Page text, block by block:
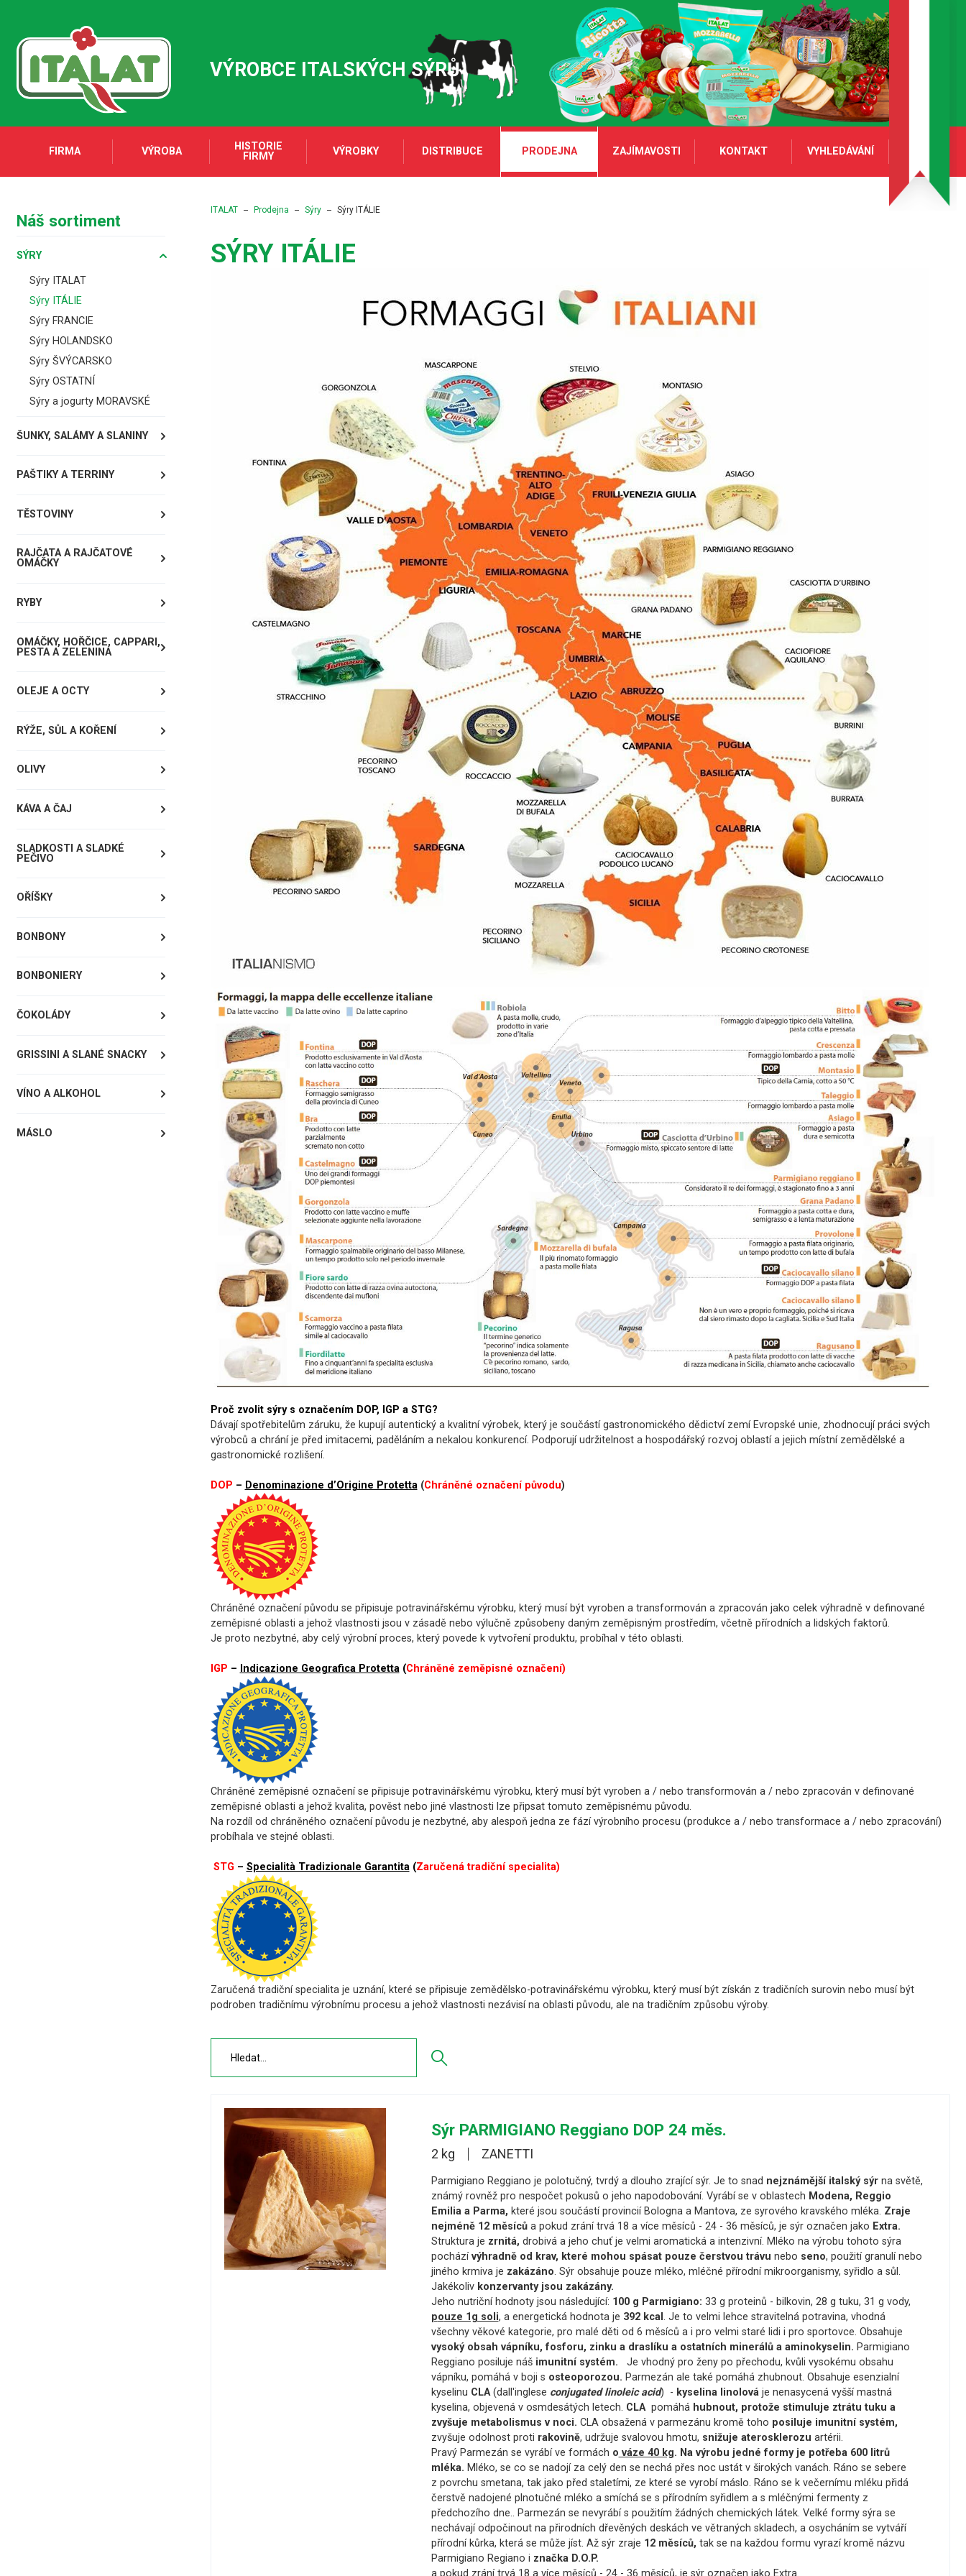
VÝROBCE ITALSKÝCH SÝRŮ
FIRMA VÝROBA
HISTORIE
FIRMY
VÝROBKY DISTRIBUCE PRODEJNA ZAJÍMAVOSTI KONTAKT VYHLEDÁVÁNÍ
Náš sortiment
SÝRY
Sýry ITALAT
Sýry ITÁLIE
Sýry FRANCIE
Sýry HOLANDSKO
Sýry ŠVÝCARSKO
Sýry OSTATNÍ
Sýry a jogurty MORAVSKÉ
ŠUNKY, SALÁMY A SLANINY
PAŠTIKY A TERRINY
TĚSTOVINY
RAJČATA A RAJČATOVÉ
OMÁČKY
RYBY
OMÁČKY, HOŘČICE, CAPPARI,
PESTA A ZELENINA
OLEJE A OCTY
RÝŽE, SŮL A KOŘENÍ
OLIVY
KÁVA A ČAJ
SLADKOSTI A SLADKÉ
PEČIVO
OŘÍŠKY
BONBONY
BONBONIERY
ČOKOLÁDY
GRISSINI A SLANÉ SNACKY
VÍNO A ALKOHOL
MÁSLO
ITALAT Prodejna Sýry Sýry ITÁLIE
SÝRY ITÁLIE
Proč zvolit sýry s označením DOP, IGP a STG?
Dávají spotřebitelům záruku, že kupují autentický a kvalitní výrobek, který je součástí gastronomického dědictví zemí Evropské unie, zhodnocují práci svých
výrobců a chrání je před imitacemi, paděláním a nekalou konkurencí. Podporují udržitelnost a hospodářský rozvoj oblastí a jejich místní zemědělské a
gastronomické rozlišení.
DOP – Denominazione d’Origine Protetta (Chráněné označení původu)
Chráněné označení původu se připisuje potravinářskému výrobku, který musí být vyroben a transformován a zpracován jako celek výhradně v definované
zeměpisné oblasti a jehož vlastnosti jsou v zásadě nebo výlučně způsobeny daným zeměpisným prostředím, včetně přírodních a lidských faktorů.
Je proto nezbytné, aby celý výrobní proces, který povede k vytvoření produktu, probíhal v této oblasti.
IGP – Indicazione Geografica Protetta(Chráněné zeměpisné označení)
Chráněné zeměpisné označení se připisuje potravinářskému výrobku, který musí být vyroben a / nebo transformován a / nebo zpracován v definované
zeměpisné oblasti a jehož kvalita, pověst nebo jiné vlastnosti lze připsat tomuto zeměpisnému původu.
Na rozdíl od chráněného označení původu je nezbytné, aby alespoň jedna ze fází výrobního procesu (produkce a / nebo transformace a / nebo zpracování)
probíhala ve stejné oblasti.
STG – Specialità Tradizionale Garantita(Zaručená tradiční specialita)
Zaručená tradiční specialita je uznání, které se připisuje zemědělsko-potravinářskému výrobku, který musí být získán z tradičních surovin nebo musí být
podroben tradičnímu výrobnímu procesu a jehož vlastnosti nezávisí na oblasti původu, ale na tradičním způsobu výroby.
Sýr PARMIGIANO Reggiano DOP 24 měs.
2 kg ZANETTI
Parmigiano Reggiano je polotučný, tvrdý a dlouho zrající sýr. Je to snad nejznámější italský sýrna světě,
známý rovněž pro nespočet pokusů o jeho napodobování. Vyrábí se v oblastech Modena, Reggio
Emilia a Parma, které jsou součástí provincií Bologna a Mantova, ze syrového kravského mléka. Zraje
nejméně 12 měsícůa pokud zrání trvá 18 a více měsíců - 24 - 36 měsíců, je sýr označen jako Extra.
Struktura je zrnitá, drobivá a jeho chuť je velmi aromatická a intenzivní. Mléko na výrobu tohoto sýra
pocházívýhradně od krav, které mohou spásat pouze čerstvou trávu nebo seno, použití granulí nebo
jiného krmiva je zakázáno. Sýr obsahuje pouze mléko, mléčné přírodní mikroorganismy, syřidlo a sůl.
Jakékoliv konzervanty jsou zakázány.
Jeho nutriční hodnoty jsou následující: 100 g Parmigiano: 33 g proteinů - bilkovin, 28 g tuku, 31 g vody,
pouze 1g soli, a energetická hodnota je 392 kcal . Je to velmi lehce stravitelná potravina, vhodná
všechny věkové kategorie, pro malé děti od 6 měsíců a i pro velmi staré lidi i pro sportovce. Obsahuje
vysoký obsah vápníku, fosforu, zinku a draslíku a ostatních minerálů a aminokyselin. Parmigiano
Reggiano posiluje náš imunitní systém. Je vhodný pro ženy po přechodu, kvůli vysokému obsahu
vápníku, pomáhá v boji s osteoporozou. Parmezán ale také pomáhá zhubnout. Obsahuje esenzialní
kyselinu CLA(dall'inglese conjugated linoleic acid) - kyselina linolováje nenasycená vyšší mastná
kyselina, objevená v osmdesátých letech. CLA pomáhá hubnout, protože stimuluje ztrátu tuku a
zvyšuje metabolismus v noci. CLA obsažená v parmezánu kromě toho posiluje imunitní systém,
zvyšuje odolnost proti rakovině, udržuje svalovou hmotu, snižuje aterosklerozu artérii.
Pravý Parmezán se vyrábí ve formách o váze 40 kg. Na výrobu jedné formy je potřeba 600 litrů
mléka. Mléko, se co se nadojí za celý den se nechá přes noc ustát v širokých vanách. Ráno se sebere
z povrchu smetana, tak jako před staletími, ze které se vyrobí máslo. Ráno se k večernímu mléku přidá
čerstvě nadojené plnotučné mléko a smíchá se s přírodním syřidlem a s mléčnými fermenty z
předchozího dne.. Parmezán se nevyrábí s použitím žádných chemických látek. Velké formy sýra se
nechávají odpočinout na přirodních dřevěných deskách ve větraných skladech, a osycháním se vytváří
přírodní kůrka, která se může jíst. Až sýr zraje 12 měsíců, tak se na každou formu vyrazí kromě názvu
Parmigiano Regiano i značka D.O.P.
a pokud zrání trvá 18 a více měsíců - 24 - 36 měsíců, je sýr označen jako Extra.